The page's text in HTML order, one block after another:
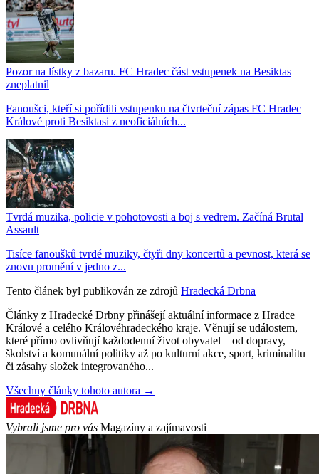
Pozor na lístky z bazaru. FC Hradec část vstupenek na Besiktas
zneplatnil
Fanoušci, kteří si pořídili vstupenku na čtvrteční zápas FC Hradec
Králové proti Besiktasi z neoficiálních...
Tvrdá muzika, policie v pohotovosti a boj s vedrem. Začíná Brutal
Assault
Tisíce fanoušků tvrdé muziky, čtyři dny koncertů a pevnost, která se
znovu promění v jedno z...
Tento článek byl publikován ze zdrojů Hradecká Drbna
Články z Hradecké Drbny přinášejí aktuální informace z Hradce
Králové a celého Královéhradeckého kraje. Věnují se událostem,
které přímo ovlivňují každodenní život obyvatel – od dopravy,
školství a komunální politiky až po kulturní akce, sport, kriminalitu
či zásahy složek integrovaného...
Všechny články tohoto autora →
Vybrali jsme pro vás Magazíny a zajímavosti